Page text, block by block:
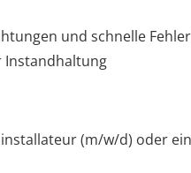
und schnelle
Instandhaltung
(m/w/d) oder